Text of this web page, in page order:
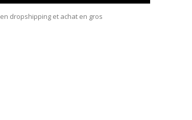
en dropshipping et achat en gros